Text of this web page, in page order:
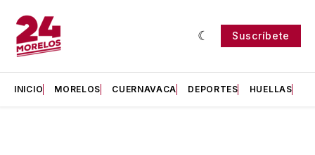
Suscríbete
INICIO MORELOS CUERNAVACA DEPORTES HUELLAS